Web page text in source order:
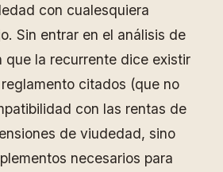
con cualesquiera
Sin entrar en el análisis de
que la recurrente dice existir
citados (que no
con las rentas de
de viudedad, sino
necesarios para